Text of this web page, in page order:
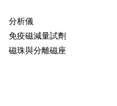
分析儀
免疫磁減量試劑
磁珠與分離磁座